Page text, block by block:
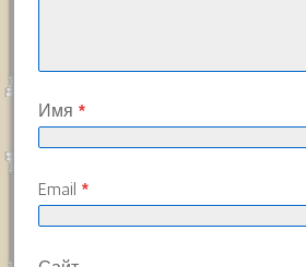
Имя *
Email *